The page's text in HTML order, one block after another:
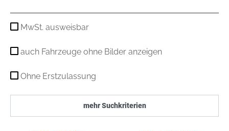
MwSt. ausweisbar
auch Fahrzeuge ohne Bilder anzeigen
Ohne Erstzulassung
mehr Suchkriterien